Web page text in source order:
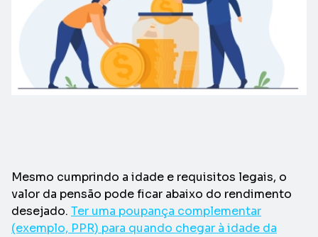
Mesmo cumprindo a idade e requisitos legais, o
valor da pensão pode ficar abaixo do rendimento
desejado. Ter uma poupança complementar
(exemplo, PPR) para quando chegar à idade da